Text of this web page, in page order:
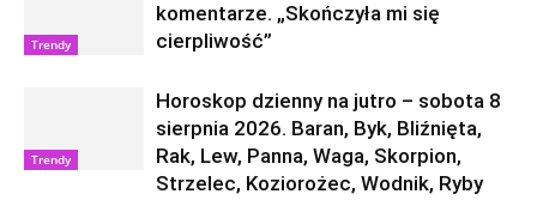
Trendy
komentarze. „Skończyła mi się
cierpliwość”
Trendy
Horoskop dzienny na jutro – sobota 8
sierpnia 2026. Baran, Byk, Bliźnięta,
Rak, Lew, Panna, Waga, Skorpion,
Strzelec, Koziorożec, Wodnik, Ryby